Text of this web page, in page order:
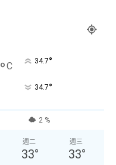
°C 34.7°
34.7°
2 %
週二
33°
週三
33°